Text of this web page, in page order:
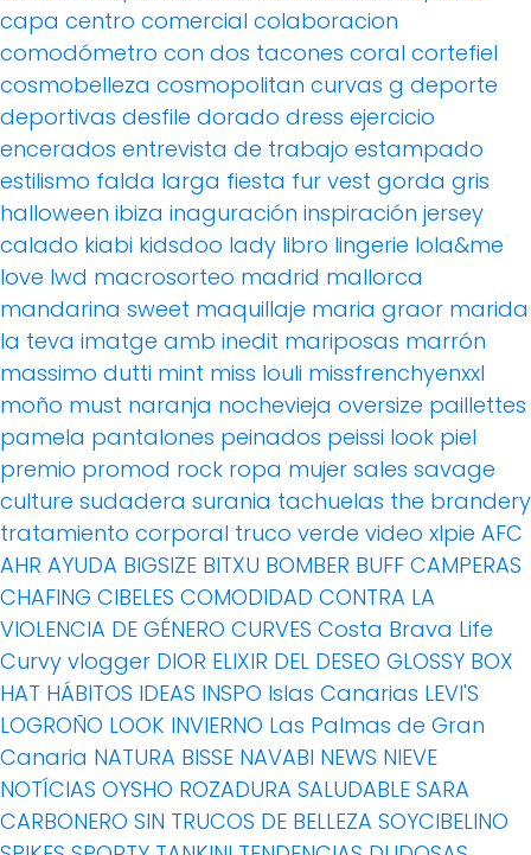
capa centro comercial colaboracion
comodómetro con dos tacones coral cortefiel
cosmobelleza cosmopolitan curvas g deporte
deportivas desfile dorado dress ejercicio
encerados entrevista de trabajo estampado
estilismo falda larga fiesta fur vest gorda gris
halloween ibiza inaguración inspiración jersey
calado kiabi kidsdoo lady libro lingerie lola&me
love lwd macrosorteo madrid mallorca
mandarina sweet maquillaje maria graor marida
la teva imatge amb inedit mariposas marrón
massimo dutti mint miss louli missfrenchyenxxl
moño must naranja nochevieja oversize paillettes
pamela pantalones peinados peissi look piel
premio promod rock ropa mujer sales savage
culture sudadera surania tachuelas the brandery
tratamiento corporal truco verde video xlpie AFC
AHR AYUDA BIGSIZE BITXU BOMBER BUFF CAMPERAS
CHAFING CIBELES COMODIDAD CONTRA LA
VIOLENCIA DE GÉNERO CURVES Costa Brava Life
Curvy vlogger DIOR ELIXIR DEL DESEO GLOSSY BOX
HAT HÁBITOS IDEAS INSPO Islas Canarias LEVI'S
LOGROÑO LOOK INVIERNO Las Palmas de Gran
Canaria NATURA BISSE NAVABI NEWS NIEVE
NOTÍCIAS OYSHO ROZADURA SALUDABLE SARA
CARBONERO SIN TRUCOS DE BELLEZA SOYCIBELINO